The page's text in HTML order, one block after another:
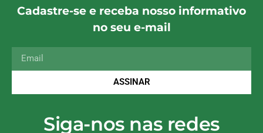
Cadastre-se e receba nosso informativo
no seu e-mail
ASSINAR
Siga-nos nas redes